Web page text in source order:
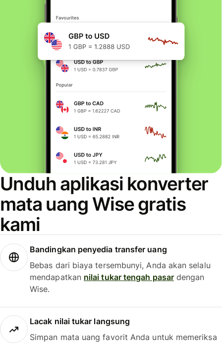
Unduh aplikasi konverter
mata uang Wise gratis
kami
Bandingkan penyedia transfer uang
Bebas dari biaya tersembunyi, Anda akan selalu
mendapatkan nilai tukar tengah pasardengan
Wise.
Lacak nilai tukar langsung
Simpan mata uang favorit Anda untuk memeriksa